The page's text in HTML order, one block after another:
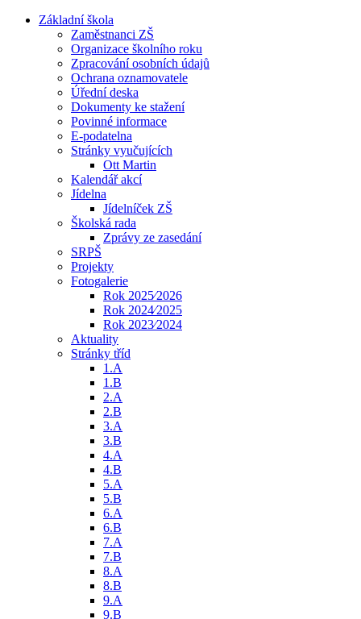
Základní škola
Zaměstnanci ZŠ
Organizace školního roku
Zpracování osobních údajů
Ochrana oznamovatele
Úřední deska
Dokumenty ke stažení
Povinné informace
E-podatelna
Stránky vyučujících
Ott Martin
Kalendář akcí
Jídelna
Jídelníček ZŠ
Školská rada
Zprávy ze zasedání
SRPŠ
Projekty
Fotogalerie
Rok 2025⁄2026
Rok 2024⁄2025
Rok 2023⁄2024
Aktuality
Stránky tříd
1.A
1.B
2.A
2.B
3.A
3.B
4.A
4.B
5.A
5.B
6.A
6.B
7.A
7.B
8.A
8.B
9.A
9.B